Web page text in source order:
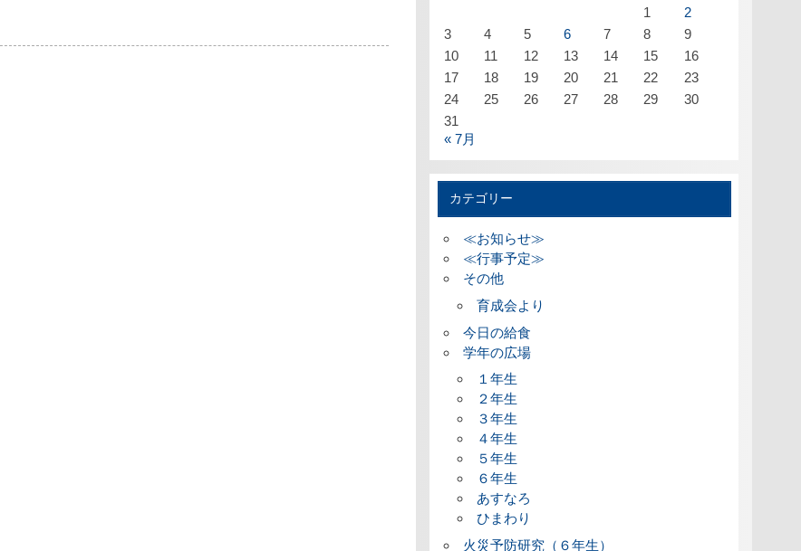
1
2
3
4 5 6 7 8
9
10
11 12 13 14 15
16
17
18 19 20 21 22
23
24
25 26 27 28 29
30
31
« 7月
カテゴリー
≪お知らせ≫
≪行事予定≫
その他
育成会より
今日の給食
学年の広場
１年生
２年生
３年生
４年生
５年生
６年生
あすなろ
ひまわり
火災予防研究（６年生）